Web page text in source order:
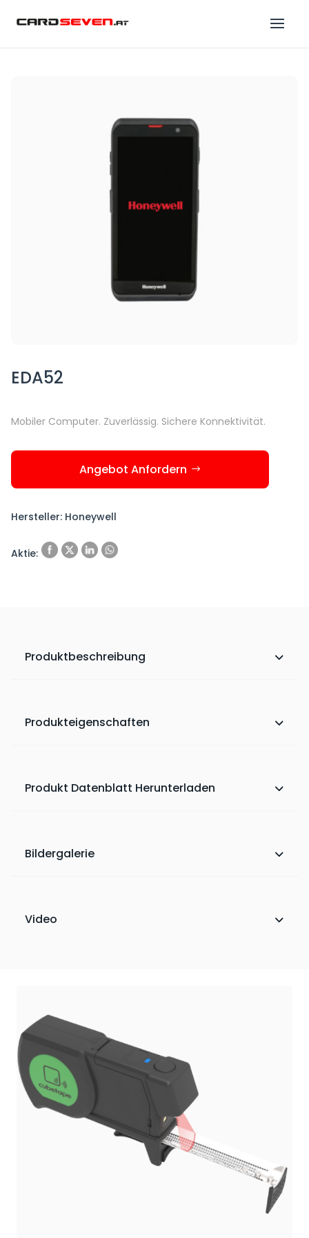
EDA52
Mobiler Computer. Zuverlässig. Sichere Konnektivität.
Angebot Anfordern
Hersteller: Honeywell
Produktbeschreibung
Produkteigenschaften
Produkt Datenblatt Herunterladen
Bildergalerie
Video